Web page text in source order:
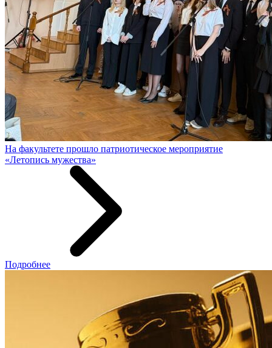
На факультете прошло патриотическое мероприятие
«Летопись мужества»
Подробнее